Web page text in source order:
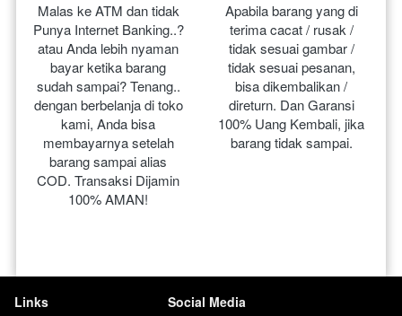
Malas ke ATM dan tidak
Punya Internet Banking..?
atau Anda lebih nyaman
bayar ketika barang
sudah sampai? Tenang..
dengan berbelanja di toko
kami, Anda bisa
membayarnya setelah
barang sampai alias
COD. Transaksi Dijamin
100% AMAN!
Apabila barang yang di
terima cacat / rusak /
tidak sesuai gambar /
tidak sesuai pesanan,
bisa dikembalikan /
direturn. Dan Garansi
100% Uang Kembali, jika
barang tidak sampai.
Links Social Media